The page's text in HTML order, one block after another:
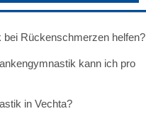
Rückenschmerzen helfen?
kann ich pro
in Vechta?